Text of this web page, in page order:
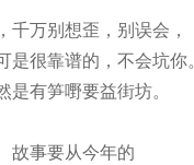
千万别想歪，别误会，
是很靠谱的，不会坑你。
是有笋嘢要益街坊。
故事要从今年的